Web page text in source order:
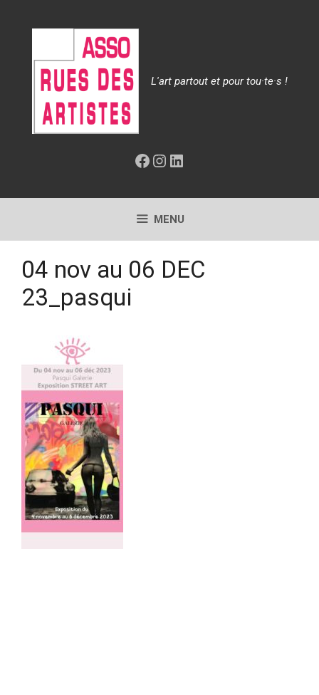
L'art partout et pour tou·te·s !
Facebook
Instagram
LinkedIn
MENU
04 nov au 06 DEC
23_pasqui